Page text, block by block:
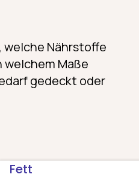
welche Nährstoffe
Maße
gedeckt oder
Fett